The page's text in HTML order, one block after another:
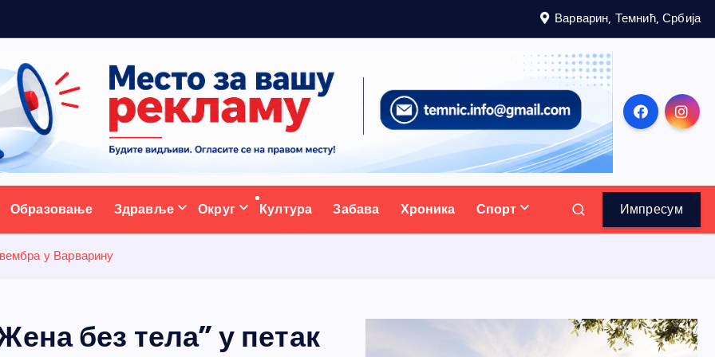
Варварин, Темнић, Србија
портал
Образовање Здравље Округ Култура Забава Хроника Спорт Импресум
у Варварину
без тела” у петак